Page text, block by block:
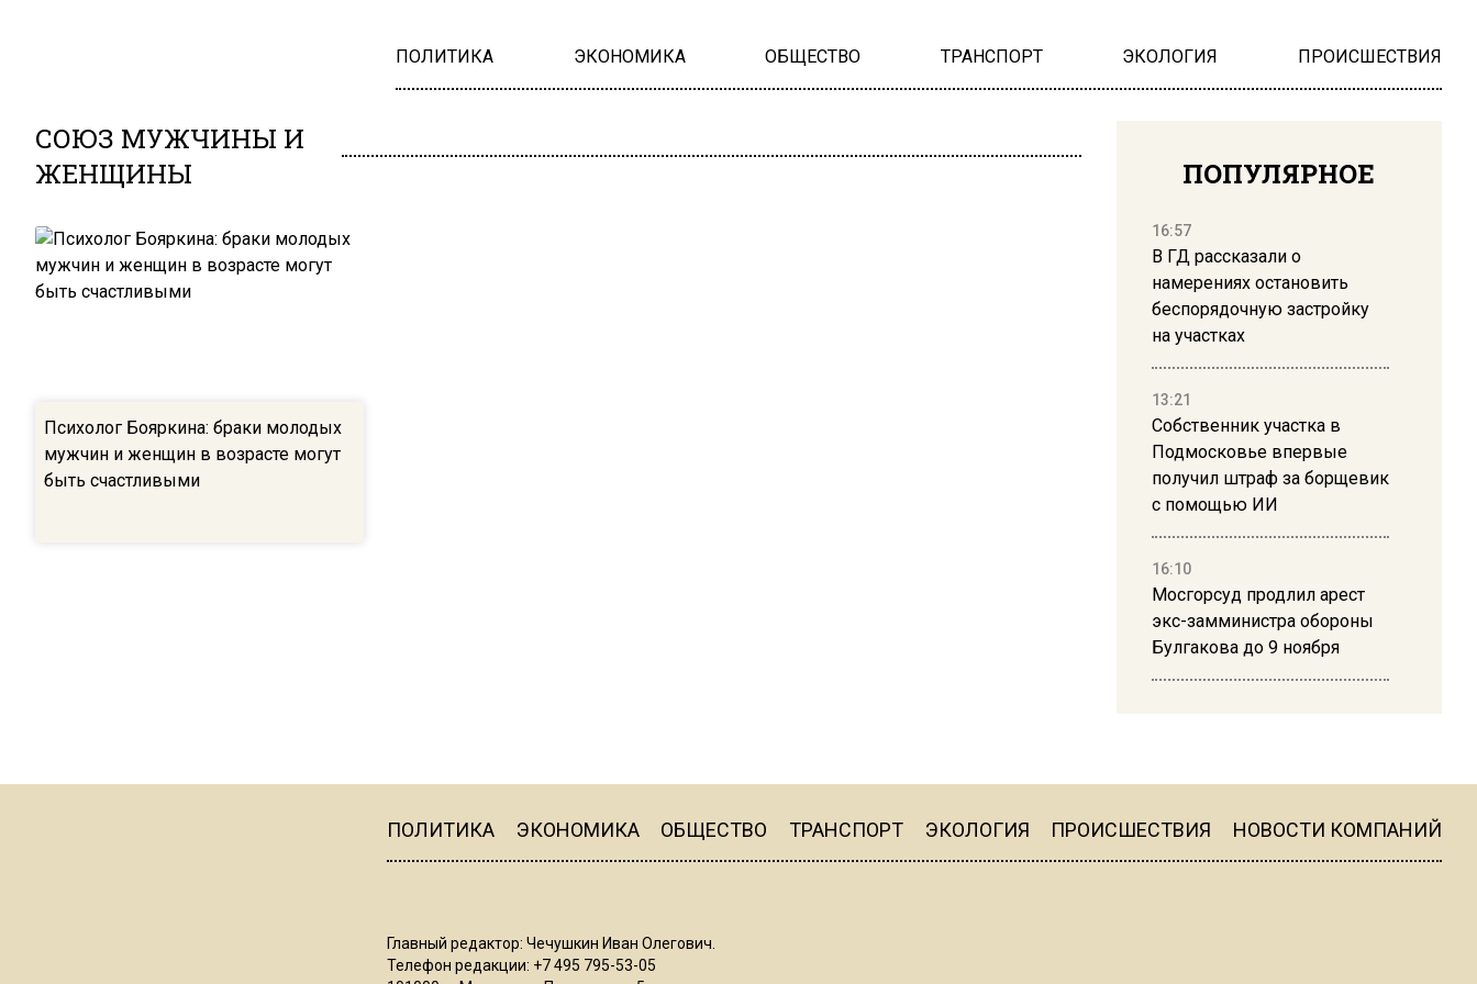
ПОЛИТИКА ЭКОНОМИКА ОБЩЕСТВО ТРАНСПОРТ ЭКОЛОГИЯ ПРОИСШЕСТВИЯ
СОЮЗ МУЖЧИНЫ И
ЖЕНЩИНЫ
Психолог Бояркина: браки молодых
мужчин и женщин в возрасте могут
быть счастливыми
ПОПУЛЯРНОЕ
16:57
В ГД рассказали о
намерениях остановить
беспорядочную застройку
на участках
13:21
Собственник участка в
Подмосковье впервые
получил штраф за борщевик
с помощью ИИ
16:10
Мосгорсуд продлил арест
экс-замминистра обороны
Булгакова до 9 ноября
16:19
ПОЛИТИКА ЭКОНОМИКА ОБЩЕСТВО ТРАНСПОРТ ЭКОЛОГИЯ ПРОИСШЕСТВИЯ НОВОСТИ КОМПАНИЙ
Главный редактор: Чечушкин Иван Олегович.
Телефон редакции: +7 495 795-53-05